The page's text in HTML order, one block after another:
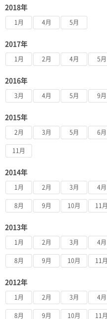
2018年
1月 4月 5月
2017年
1月 2月 4月 5月
2016年
3月 4月 5月 9月
2015年
2月 3月 5月 6月
11月
2014年
1月 2月 3月 4月
8月 9月 10月 11月
2013年
1月 2月 3月 4月
8月 9月 10月 11月
2012年
1月 2月 3月 4月
8月 9月 10月 11月